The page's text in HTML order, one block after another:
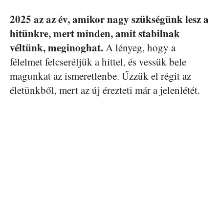
2025 az az év, amikor nagy szükségünk lesz a
hitünkre, mert minden, amit stabilnak
véltünk, meginoghat.A lényeg, hogy a
félelmet felcseréljük a hittel, és vessük bele
magunkat az ismeretlenbe. Űzzük el régit az
életünkből, mert az új érezteti már a jelenlétét.